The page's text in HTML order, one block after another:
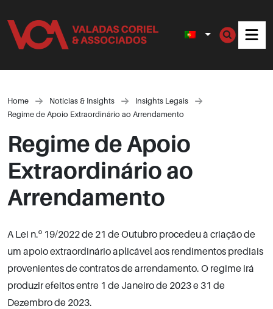
Home Notícias & Insights
Insights Legais
Regime de Apoio Extraordinário ao Arrendamento
Regime de Apoio
Extraordinário ao
Arrendamento
A Lei n.º 19/2022 de 21 de Outubro procedeu à criação de
um apoio extraordinário aplicável aos rendimentos prediais
provenientes de contratos de arrendamento. O regime irá
produzir efeitos entre 1 de Janeiro de 2023 e 31 de
Dezembro de 2023.